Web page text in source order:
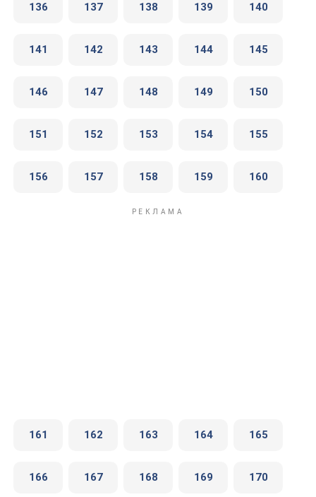
136 137 138 139 140
141 142 143 144 145
146 147 148 149 150
151 152 153 154 155
156 157 158 159 160
161 162 163 164 165
166 167 168 169 170